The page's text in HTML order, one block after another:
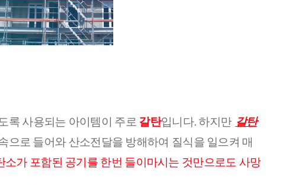
록 사용되는 아이템이 주로 갈탄입니다. 하지만 갈탄
으로 들어와 산소전달을 방해하여 질식을 일으켜 매
가 포함된 공기를 한번 들이마시는 것만으로도 사망